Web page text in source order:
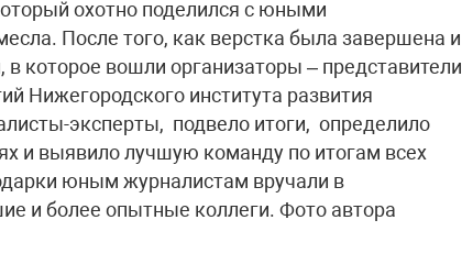
охотно поделился с юными
После того, как верстка была завершена и
которое вошли организаторы – представители
Нижегородского института развития
эксперты, подвело итоги, определило
и выявило лучшую команду по итогам всех
юным журналистам вручали в
и более опытные коллеги. Фото автора